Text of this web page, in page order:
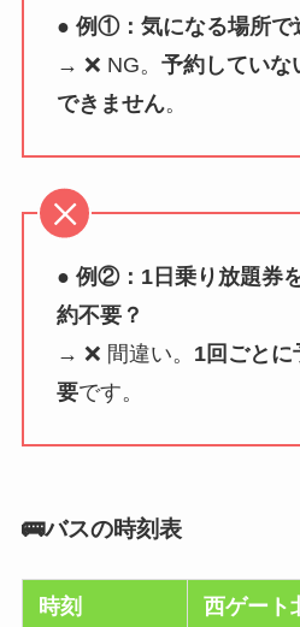
● 例①：気になる場所で
→ ❌ NG。 予約していな
できません。
● 例②：1日乗り放題券
約不要？
→ ❌ 間違い。 1回ごとに
要です。
🚌バスの時刻表
時刻
西ゲート